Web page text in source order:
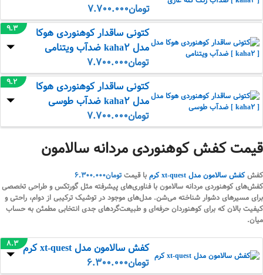
تومان7.700.000
9.3
کتونی ساقدار کوهنوردی هوکا
مدل kaha2 ضدآب ویتنامی
تومان7.700.000
9.2
کتونی ساقدار کوهنوردی هوکا
مدل kaha2 ضدآب طوسی
تومان7.700.000
قیمت کفش کوهنوردی مردانه سالامون
کفشکفش سالامون مدل xt-quest کرم با قیمت تومان6.300.000
کفش‌های کوهنوردی مردانه سالامون با فناوری‌های پیشرفته مثل گورتکس و طراحی تخصصی
برای مسیرهای دشوار شناخته می‌شن. مدل‌های موجود در توشیک ترکیبی از دوام، راحتی و
کیفیت بالان که برای کوهنوردان حرفه‌ای و طبیعت‌گردهای جدی انتخابی مطمئن به حساب
میان.
8.3
کفش سالامون مدل xt-quest کرم
تومان6.300.000